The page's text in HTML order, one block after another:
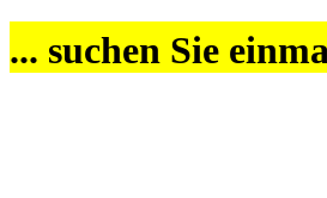
... suchen Sie